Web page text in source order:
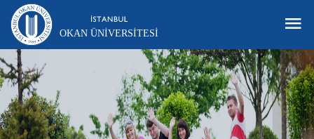
OKAN ÜNIVERSITESI